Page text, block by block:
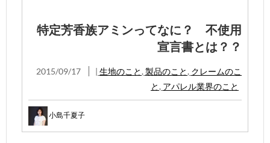
特定芳香族アミンってなに？ 不使用
宣言書とは？？
2015/09/17 | 生地のこと , 製品のこと , クレームのこ
と , アパレル業界のこと
小島千夏子